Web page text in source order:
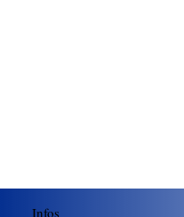
Infos